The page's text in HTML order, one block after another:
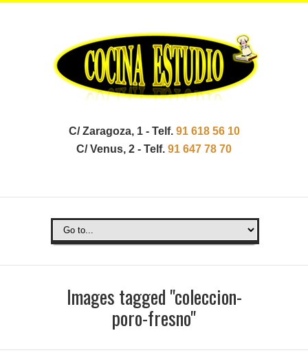
C/ Zaragoza, 1 - Telf. 91 618 56 10
C/ Venus, 2 - Telf. 91 647 78 70
Images tagged "coleccion-
poro-fresno"